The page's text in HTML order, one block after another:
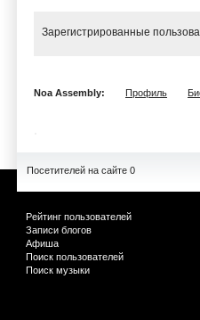
Зарегистрированные
Noa Assembly: Профиль
Посетителей на сайте 0
Рейтинг пользователей
Записи блогов
Афиша
Поиск пользователей
Поиск музыки